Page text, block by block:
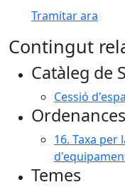
Tramitar ara
Contingut
Catàleg de
Cessió
16. Taxa per
Temes